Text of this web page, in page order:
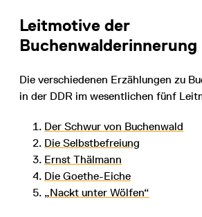
Leitmotive der
Buchenwalderinnerung
Die verschiedenen Erzählungen zu
in der DDR im wesentlichen fünf
Der Schwur von Buchenwald
Die Selbstbefreiung
Ernst Thälmann
Die Goethe-Eiche
„Nackt unter Wölfen“